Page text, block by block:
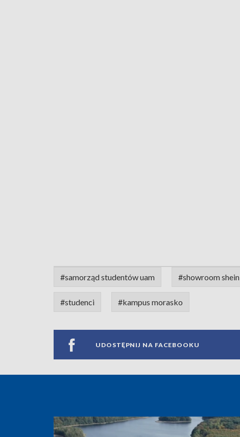
#samorząd studentów uam #showroom shein
#studenci #kampus morasko
UDOSTĘPNIJ NA FACEBOOKU